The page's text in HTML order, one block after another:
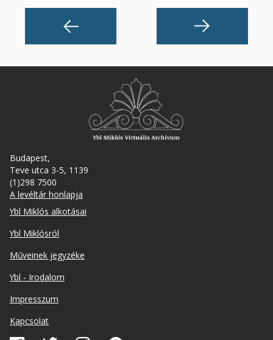
Budapest,
Teve utca 3-5, 1139
(1)298 7500
A levéltár honlapja
Footer
Ybl Miklós alkotásai
Ybl Miklósról
Műveinek jegyzéke
Ybl - Irodalom
Lábléc
másodlagos
Impresszum
Kapcsolat